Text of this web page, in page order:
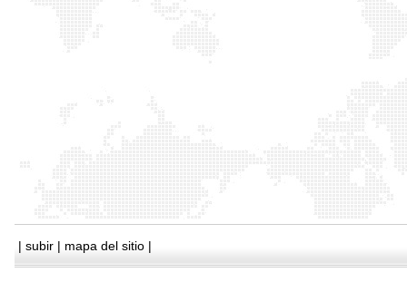
| subir | mapa del sitio |